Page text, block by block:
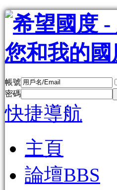
帳號
密碼
快捷導航
主頁
論壇BBS